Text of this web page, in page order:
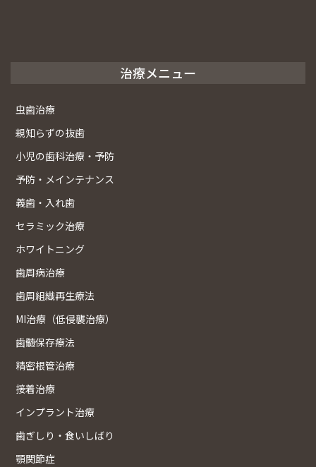
治療メニュー
虫歯治療
親知らずの抜歯
小児の歯科治療・予防
予防・メインテナンス
義歯・入れ歯
セラミック治療
ホワイトニング
歯周病治療
歯周組織再生療法
MI治療（低侵襲治療）
歯髄保存療法
精密根管治療
接着治療
インプラント治療
歯ぎしり・食いしばり
顎関節症